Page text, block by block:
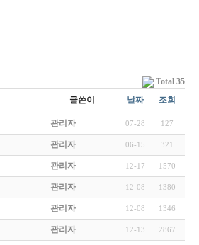
Total 35
글쓴이 날짜 조회
관리자 07-28 127
관리자 06-15 321
관리자 12-17 1570
관리자 12-08 1380
관리자 12-08 1346
관리자 12-13 2867